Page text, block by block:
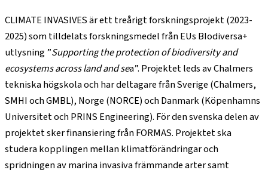
CLIMATE INVASIVES är ett treårigt forskningsprojekt (2023-
2025) som tilldelats forskningsmedel från EUs BIodiversa+
utlysning ”Supporting the protection of biodiversity and
ecosystems across land and sea”. Projektet leds av Chalmers
tekniska högskola och har deltagare från Sverige (Chalmers,
SMHI och GMBL), Norge (NORCE) och Danmark (Köpenhamns
Universitet och PRINS Engineering). För den svenska delen av
projektet sker finansiering från FORMAS. Projektet ska
studera kopplingen mellan klimatförändringar och
spridningen av marina invasiva främmande arter samt